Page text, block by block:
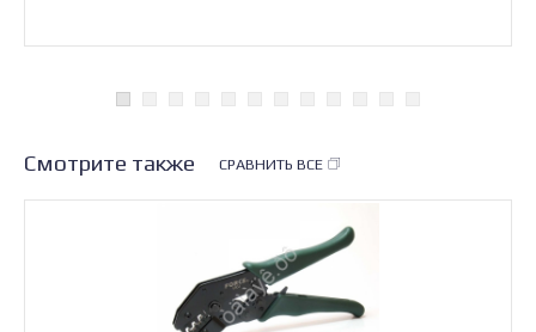
Смотрите также СРАВНИТЬ ВСЕ